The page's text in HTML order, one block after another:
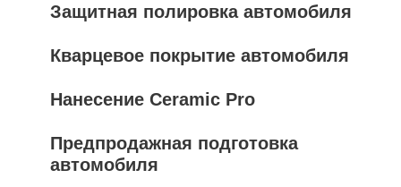
Защитная полировка автомобиля
Кварцевое покрытие автомобиля
Нанесение Ceramic Pro
Предпродажная подготовка
автомобиля